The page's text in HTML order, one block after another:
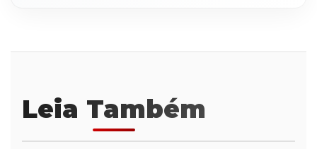
Leia Também